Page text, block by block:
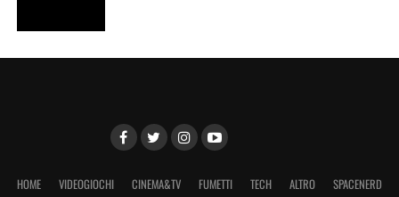
HOME VIDEOGIOCHI CINEMA&TV FUMETTI TECH ALTRO SPACENERD